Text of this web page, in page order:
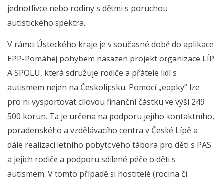
jednotlivce nebo rodiny s dětmi s poruchou
autistického spektra.
V rámci Ústeckého kraje je v současné době do aplikace
EPP-Pomáhej pohybem nasazen projekt organizace LÍP
A SPOLU, která sdružuje rodiče a přátele lidí s
autismem nejen na Českolipsku. Pomocí „eppky“ lze
pro ni vysportovat cílovou finanční částku ve výši 249
500 korun. Ta je určena na podporu jejího kontaktního,
poradenského a vzdělávacího centra v České Lípě a
dále realizaci letního pobytového tábora pro děti s PAS
a jejich rodiče a podporu sdílené péče o děti s
autismem. V tomto případě si hostitelé (rodina či